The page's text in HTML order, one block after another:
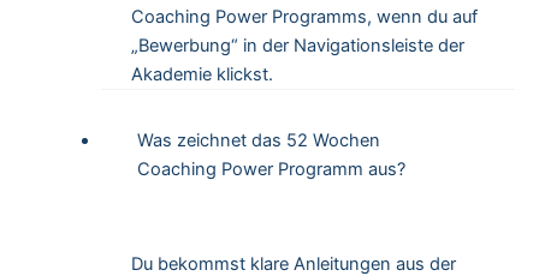
Coaching Power Programms, wenn du auf
„Bewerbung“ in der Navigationsleiste der
Akademie klickst.
Was zeichnet das 52 Wochen
Coaching Power Programm aus?
Du bekommst klare Anleitungen aus der